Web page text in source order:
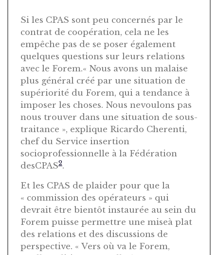
Si les CPAS sont peu concernés par le
contrat de coopération, cela ne les
empêche pas de se poser également
quelques questions sur leurs relations
avec le Forem.« Nous avons un malaise
plus général créé par une situation de
supériorité du Forem, qui a tendance à
imposer les choses. Nous nevoulons pas
nous trouver dans une situation de sous-
traitance », explique Ricardo Cherenti,
chef du Service insertion
socioprofessionnelle à la Fédération
desCPAS2.
Et les CPAS de plaider pour que la
« commission des opérateurs » qui
devrait être bientôt instaurée au sein du
Forem puisse permettre une miseà plat
des relations et des discussions de
perspective. « Vers où va le Forem,